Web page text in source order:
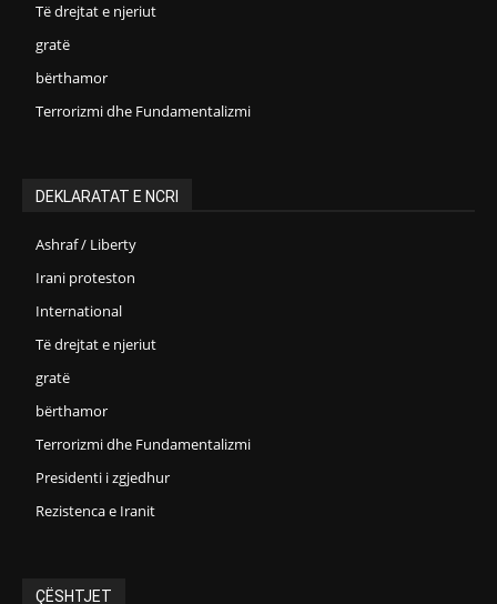
Të drejtat e njeriut
gratë
bërthamor
Terrorizmi dhe Fundamentalizmi
DEKLARATAT E NCRI
Ashraf / Liberty
Irani proteston
International
Të drejtat e njeriut
gratë
bërthamor
Terrorizmi dhe Fundamentalizmi
Presidenti i zgjedhur
Rezistenca e Iranit
ÇËSHTJET